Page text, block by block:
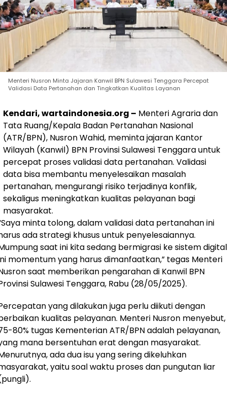
Menteri Nusron Minta Jajaran Kanwil BPN Sulawesi Tenggara Percepat
Validasi Data Pertanahan dan Tingkatkan Kualitas Layanan
Kendari, wartaindonesia.org – Menteri Agraria dan
Tata Ruang/Kepala Badan Pertanahan Nasional
(ATR/BPN), Nusron Wahid, meminta jajaran Kantor
Wilayah (Kanwil) BPN Provinsi Sulawesi Tenggara untuk
percepat proses validasi data pertanahan. Validasi
data bisa membantu menyelesaikan masalah
pertanahan, mengurangi risiko terjadinya konflik,
sekaligus meningkatkan kualitas pelayanan bagi
masyarakat.
minta tolong, dalam validasi data pertanahan ini
ada strategi khusus untuk penyelesaiannya.
saat ini kita sedang bermigrasi ke sistem
momentum yang harus dimanfaatkan,” tegas Menteri
saat memberikan pengarahan di Kanwil BPN
Sulawesi Tenggara, Rabu (28/05/2025).
yang dilakukan juga perlu diikuti dengan
kualitas pelayanan. Menteri Nusron menyebut,
80% tugas Kementerian ATR/BPN adalah pelayanan,
mana bersentuhan erat dengan masyarakat.
ada dua isu yang sering dikeluhkan
yaitu soal waktu proses dan pungutan liar